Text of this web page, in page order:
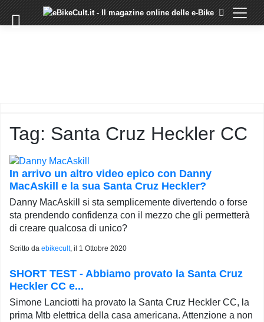
×
TUTORIAL
STAFF
DI
EBIKECULT
CONTATTI
PRIVACY
POLICY
Tag: Santa Cruz Heckler CC
In arrivo un altro video epico con Danny
MacAskill e la sua Santa Cruz Heckler?
Danny MacAskill si sta semplicemente divertendo o forse
sta prendendo confidenza con il mezzo che gli permetterà
di creare qualcosa di unico?
Scritto da ebikecult, il 1 Ottobre 2020
SHORT TEST - Abbiamo provato la Santa Cruz
Heckler CC e...
Simone Lanciotti ha provato la Santa Cruz Heckler CC, la
prima Mtb elettrica della casa americana. Attenzione a non